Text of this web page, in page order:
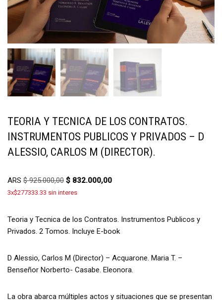
TEORIA Y TECNICA DE LOS CONTRATOS.
INSTRUMENTOS PUBLICOS Y PRIVADOS – D
ALESSIO, CARLOS M (DIRECTOR).
ARS $925.000,00 $ 832.000,00
3x$277333.33 sin interes
Teoria y Tecnica de los Contratos. Instrumentos Publicos y
Privados. 2 Tomos. Incluye E-book
D Alessio, Carlos M (Director) – Acquarone. Maria T. –
Benseñor Norberto- Casabe. Eleonora.
La obra abarca múltiples actos y situaciones que se presentan